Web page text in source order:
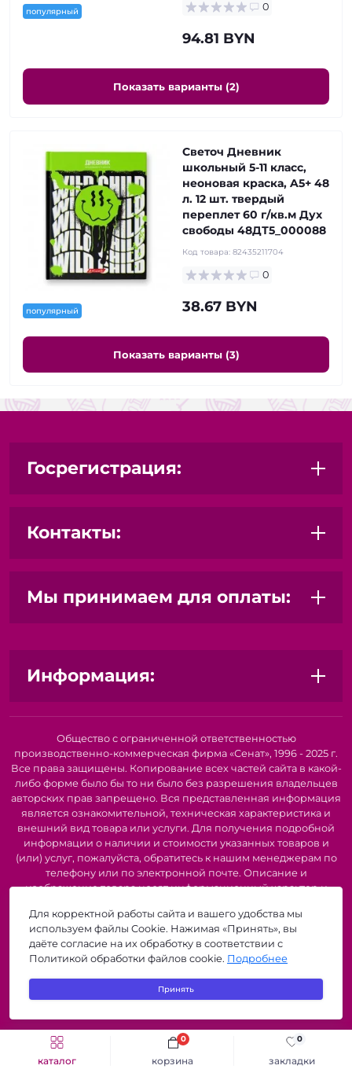
каталог закладки
0
корзина
0
популярный 0
94.81 BYN
Показать варианты (2)
популярный
Светоч Дневник
школьный 5-11 класс,
неоновая краска, A5+ 48
л. 12 шт. твердый
переплет 60 г/кв.м Дух
свободы 48ДТ5_000088
Код товара: 82435211704
0
38.67 BYN
Показать варианты (3)
Госрегистрация:
Контакты:
Мы принимаем для оплаты:
Информация:
Общество с ограниченной ответственностью
производственно-коммерческая фирма «Сенат», 1996 - 2025 г.
Все права защищены. Копирование всех частей сайта в какой-
либо форме было бы то ни было без разрешения владельцев
авторских прав запрещено. Вся представленная информация
является ознакомительной, техническая характеристика и
внешний вид товара или услуги. Для получения подробной
информации о наличии и стоимости указанных товаров и
(или) услуг, пожалуйста, обратитесь к нашим менеджерам по
телефону или по электронной почте. Описание и
изображение товара носят информационный характер и
представленных в технической документации производителя.
Производители о предоставлении за собой права на
изменение внешнего вида, характеристик и комплектации
товара, предварительно не уведомляя продавцов и
потребителей. Рекомендуется при покупке проверить
наличие необходимых функций и характеристик.
Для корректной работы сайта и вашего удобства мы
используем файлы Cookie. Нажимая «Принять», вы
даёте согласие на их обработку в соответствии с
Политикой обработки файлов cookie. Подробнее
Принять